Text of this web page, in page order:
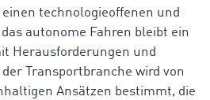
technologieoffenen und
autonome Fahren bleibt ein
Herausforderungen und
Transportbranche wird von
Ansätzen bestimmt, die